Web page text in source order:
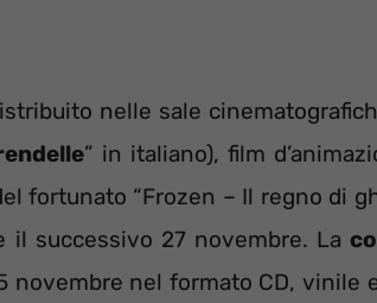
nelle sale
” in italiano), film
fortunato “Frozen – Il regno di
il successivo 27 novembre. La
novembre nel formato CD, vinile